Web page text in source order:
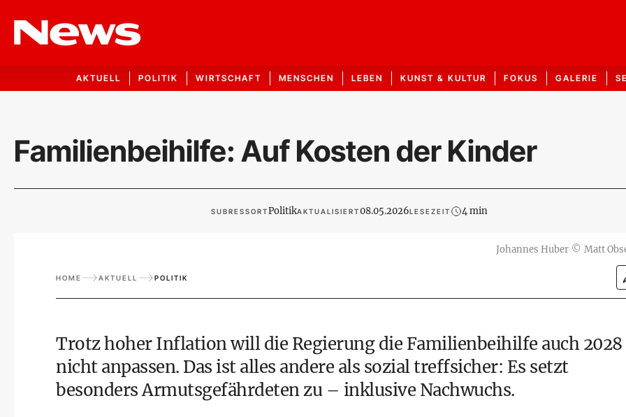
AKTUELL POLITIK WIRTSCHAFT MENSCHEN LEBEN KUNST & KULTUR FOKUS GALERIE
Familienbeihilfe: Auf Kosten der Kinder
SUBRESSORTPolitikAKTUALISIERT08.05.2026LESEZEIT 4 min
Johannes Huber © Matt
HOME AKTUELL POLITIK
Trotz hoher Inflation will die Regierung die Familienbeihilfe auch 2028
nicht anpassen. Das ist alles andere als sozial treffsicher: Es setzt
besonders Armutsgefährdeten zu – inklusive Nachwuchs.